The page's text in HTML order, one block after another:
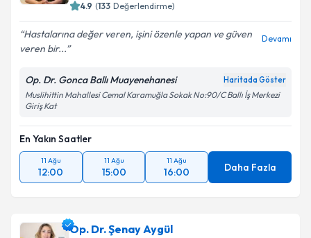
4.9 (133 Değerlendirme)
Hastalarına değer veren, işini özenle yapan ve güven
veren bir...
Devamı
Op. Dr. Gonca Ballı Muayenehanesi Haritada Göster
Muslihittin Mahallesi Cemal Karamuğla Sokak No:90/C Ballı İş Merkezi
Giriş Kat
En Yakın Saatler
11 Ağu
12:00
11 Ağu
15:00
11 Ağu
16:00 Daha Fazla
Op. Dr. Şenay Aygül